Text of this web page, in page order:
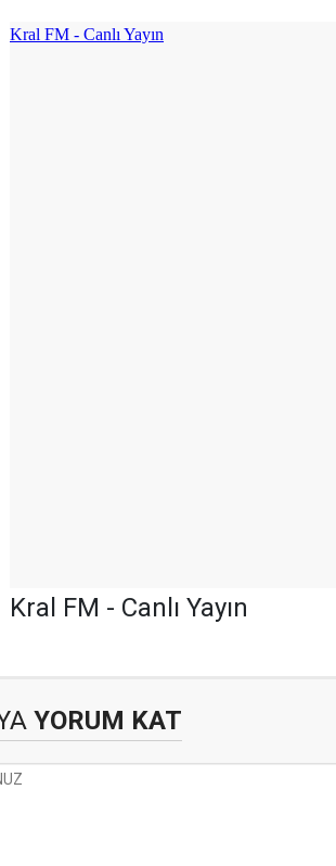
Kral FM - Canlı Yayın
YORUM KAT